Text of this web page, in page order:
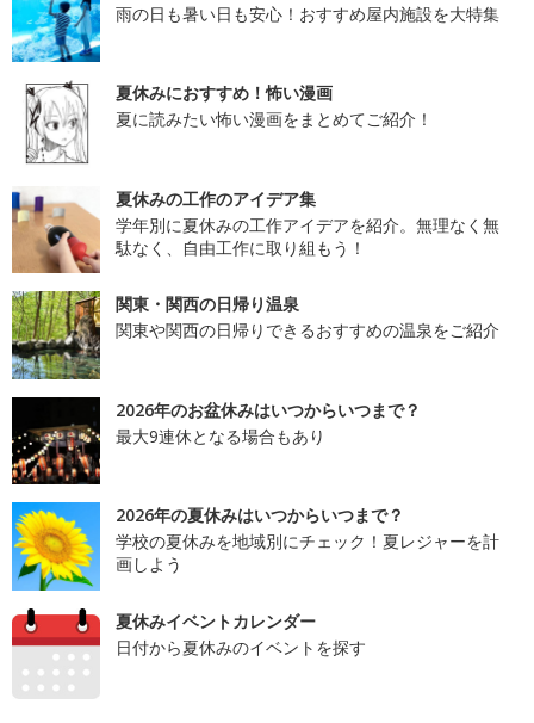
雨の日も暑い日も安心！おすすめ屋内施設を大特集
夏休みにおすすめ！怖い漫画
夏に読みたい怖い漫画をまとめてご紹介！
夏休みの工作のアイデア集
学年別に夏休みの工作アイデアを紹介。無理なく無
駄なく、自由工作に取り組もう！
関東・関西の日帰り温泉
関東や関西の日帰りできるおすすめの温泉をご紹介
2026年のお盆休みはいつからいつまで？
最大9連休となる場合もあり
2026年の夏休みはいつからいつまで？
学校の夏休みを地域別にチェック！夏レジャーを計
画しよう
夏休みイベントカレンダー
日付から夏休みのイベントを探す